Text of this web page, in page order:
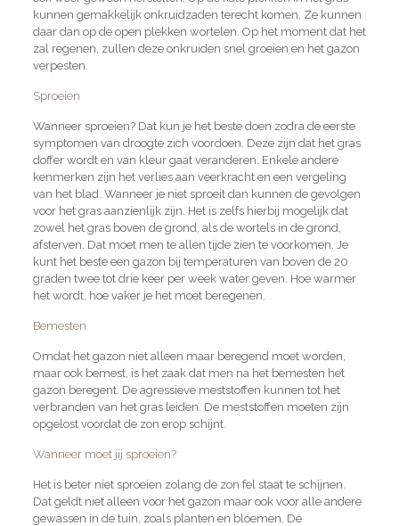
kunnen gemakkelijk onkruidzaden terecht komen. Ze kunnen
daar dan op de open plekken wortelen. Op het moment dat het
zal regenen, zullen deze onkruiden snel groeien en het gazon
verpesten.
Sproeien
Wanneer sproeien? Dat kun je het beste doen zodra de eerste
symptomen van droogte zich voordoen. Deze zijn dat het gras
doffer wordt en van kleur gaat veranderen. Enkele andere
kenmerken zijn het verlies aan veerkracht en een vergeling
van het blad. Wanneer je niet sproeit dan kunnen de gevolgen
voor het gras aanzienlijk zijn. Het is zelfs hierbij mogelijk dat
zowel het gras boven de grond, als de wortels in de grond,
afsterven. Dat moet men te allen tijde zien te voorkomen. Je
kunt het beste een gazon bij temperaturen van boven de 20
graden twee tot drie keer per week water geven. Hoe warmer
het wordt, hoe vaker je het moet beregenen.
Bemesten
Omdat het gazon niet alleen maar beregend moet worden,
maar ook bemest, is het zaak dat men na het bemesten het
gazon beregent. De agressieve meststoffen kunnen tot het
verbranden van het gras leiden. De meststoffen moeten zijn
opgelost voordat de zon erop schijnt.
Wanneer moet jij sproeien?
Het is beter niet sproeien zolang de zon fel staat te schijnen.
Dat geldt niet alleen voor het gazon maar ook voor alle andere
gewassen in de tuin, zoals planten en bloemen. De